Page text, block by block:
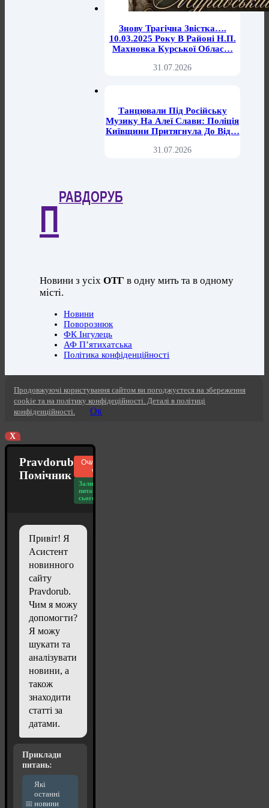
Знову Трагічна Звістка….
10.03.2025 Року В Районі Н.п.
Махновка Курської Облас…
31.07.2026
Танцювали Під Російську
Музику На Алеї Слави: Поліція
Київщини Притягнула До Від…
31.07.2026
П
РАВДОРУБ
Новини з усіхОТГ в одну мить та в одному
місті.
Новини
Поворознюк
ФК Інгулець
АФ П’ятихатська
Політика конфіденційності
Продовжуючі користування сайтом ви погоджуєтеся на збереження
cookie та на політику конфідеційності. Деталі в політиці
конфіденційності.
Ок
X
Pravdorub
Помічник
Очистити
чат
Залишилось
питань
сьогодні: 20
Привіт! Я
Асистент
новинного
сайту
Pravdorub.
Чим я можу
допомогти?
Я можу
шукати та
аналізувати
новини, а
також
знаходити
статті за
датами.
Приклади
питань:
Які
останні
новини